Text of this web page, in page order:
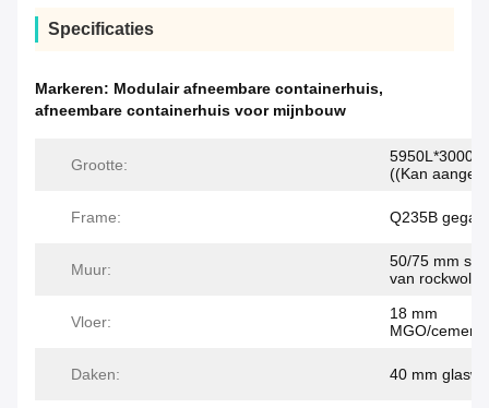
Specificaties
Markeren: Modulair afneembare containerhuis,
afneembare containerhuis voor mijnbouw
Grootte:
((Kan
Frame: Q235B
Muur:
50/75 mm
van rockwol
Vloer:
18 mm
MGO/
Daken: 40 mm